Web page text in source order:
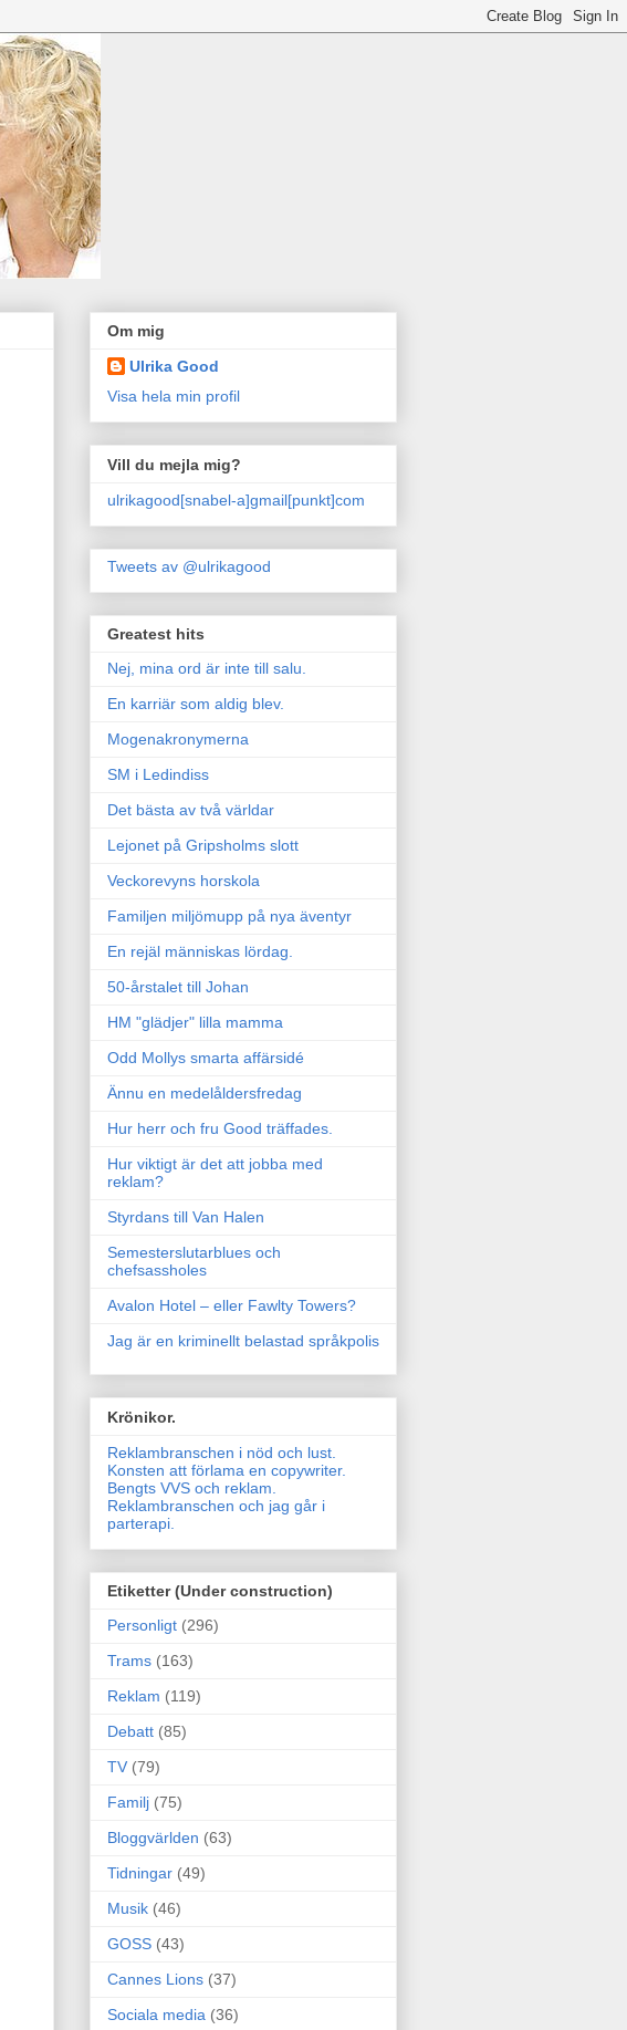
Om mig
Ulrika Good
Visa hela min profil
Vill du mejla mig?
ulrikagood[snabel-a]gmail[punkt]com
Tweets av @ulrikagood
Greatest hits
Nej, mina ord är inte till salu.
En karriär som aldig blev.
Mogenakronymerna
SM i Ledindiss
Det bästa av två världar
Lejonet på Gripsholms slott
Veckorevyns horskola
Familjen miljömupp på nya äventyr
En rejäl människas lördag.
50-årstalet till Johan
HM "glädjer" lilla mamma
Odd Mollys smarta affärsidé
Ännu en medelåldersfredag
Hur herr och fru Good träffades.
Hur viktigt är det att jobba med
reklam?
Styrdans till Van Halen
Semesterslutarblues och
chefsassholes
Avalon Hotel – eller Fawlty Towers?
Jag är en kriminellt belastad språkpolis
Krönikor.
Reklambranschen i nöd och lust.
Konsten att förlama en copywriter.
Bengts VVS och reklam.
Reklambranschen och jag går i
parterapi.
Etiketter (Under construction)
Personligt (296)
Trams (163)
Reklam (119)
Debatt (85)
TV (79)
Familj (75)
Bloggvärlden (63)
Tidningar (49)
Musik (46)
GOSS (43)
Cannes Lions (37)
Sociala media (36)